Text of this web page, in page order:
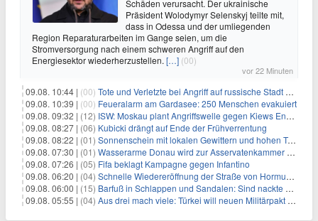
Schäden verursacht. Der ukrainische
Präsident Wolodymyr Selenskyj teilte mit,
dass in Odessa und der umliegenden
Region Reparaturarbeiten im Gange seien, um die
Stromversorgung nach einem schweren Angriff auf den
Energiesektor wiederherzustellen. […] (00)
vor 22 Minuten
09.08. 10:44 | (00) Tote und Verletzte bei Angriff auf russische Stadt Belgorod
09.08. 10:39 | (00) Feueralarm am Gardasee: 250 Menschen evakuiert
09.08. 09:32 | (12) ISW: Moskau plant Angriffswelle gegen Kiews Energieinfrastruktur
09.08. 08:27 | (06) Kubicki drängt auf Ende der Frühverrentung
09.08. 08:22 | (01) Sonnenschein mit lokalen Gewittern und hohen Temperaturen
09.08. 07:30 | (01) Wasserarme Donau wird zur Asservatenkammer der Geschichte
09.08. 07:26 | (05) Fifa beklagt Kampagne gegen Infantino
09.08. 06:20 | (04) Schnelle Wiedereröffnung der Straße von Hormus ungewiss
09.08. 06:00 | (15) Barfuß in Schlappen und Sandalen: Sind nackte Füße eklig?
09.08. 05:55 | (04) Aus drei mach viele: Türkei will neuen Militärpakt erweitern